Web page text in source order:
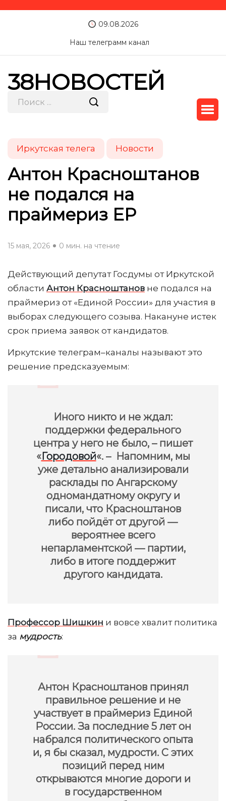
09.08.2026
Наш телеграмм канал
38НОВОСТЕЙ
Иркутская телега Новости
Антон Красноштанов
не подался на
праймериз ЕР
15 мая, 2026 0 мин. на чтение
Действующий депутат Госдумы от Иркутской
области Антон Красноштанов не подался на
праймериз от «Единой России» для участия в
выборах следующего созыва. Накануне истек
срок приема заявок от кандидатов.
Иркутские телеграм–каналы называют это
решение предсказуемым:
Иного никто и не ждал:
поддержки федерального
центра у него не было, – пишет
«Городовой«. – Напомним, мы
уже детально анализировали
расклады по Ангарскому
одномандатному округу и
писали, что Красноштанов
либо пойдёт от другой —
вероятнее всего
непарламентской — партии,
либо в итоге поддержит
другого кандидата.
Профессор Шишкин и вовсе хвалит политика
за мудрость:
Антон Красноштанов принял
правильное решение и не
участвует в праймериз Единой
России. За последние 5 лет он
набрался политического опыта
и, я бы сказал, мудрости. С этих
позиций перед ним
открываются многие дороги и
в государственном